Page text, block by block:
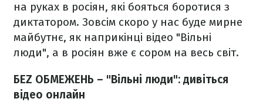
на руках в росіян, які бояться боротися з
диктатором. Зовсім скоро у нас буде мирне
майбутнє, як наприкінці відео "Вільні
люди", а в росіян вже є сором на весь світ.
БЕZ ОБМЕЖЕНЬ – "Вільні люди": дивіться
відео онлайн